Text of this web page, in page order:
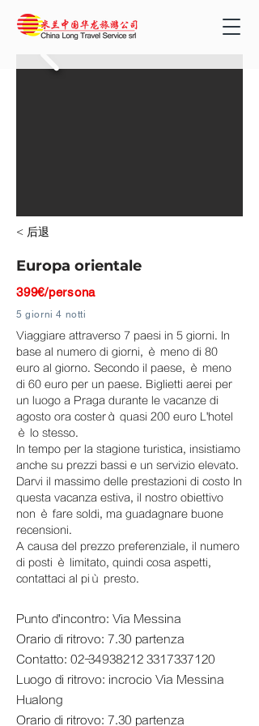
< 后退
Europa orientale
399€/persona
5 giorni 4 notti
Viaggiare attraverso 7 paesi in 5 giorni. In
base al numero di giorni, è meno di 80
euro al giorno. Secondo il paese, è meno
di 60 euro per un paese. Biglietti aerei per
un luogo a Praga durante le vacanze di
agosto ora costerà quasi 200 euro L'hotel
è lo stesso.
In tempo per la stagione turistica, insistiamo
anche su prezzi bassi e un servizio elevato.
Darvi il massimo delle prestazioni di costo In
questa vacanza estiva, il nostro obiettivo
non è fare soldi, ma guadagnare buone
recensioni.
A causa del prezzo preferenziale, il numero
di posti è limitato, quindi cosa aspetti,
contattaci al più presto.
Punto d'incontro: Via Messina
Orario di ritrovo: 7.30 partenza
Contatto: 02-34938212 3317337120
Luogo di ritrovo: incrocio Via Messina
Hualong
Orario di ritrovo: 7.30 partenza